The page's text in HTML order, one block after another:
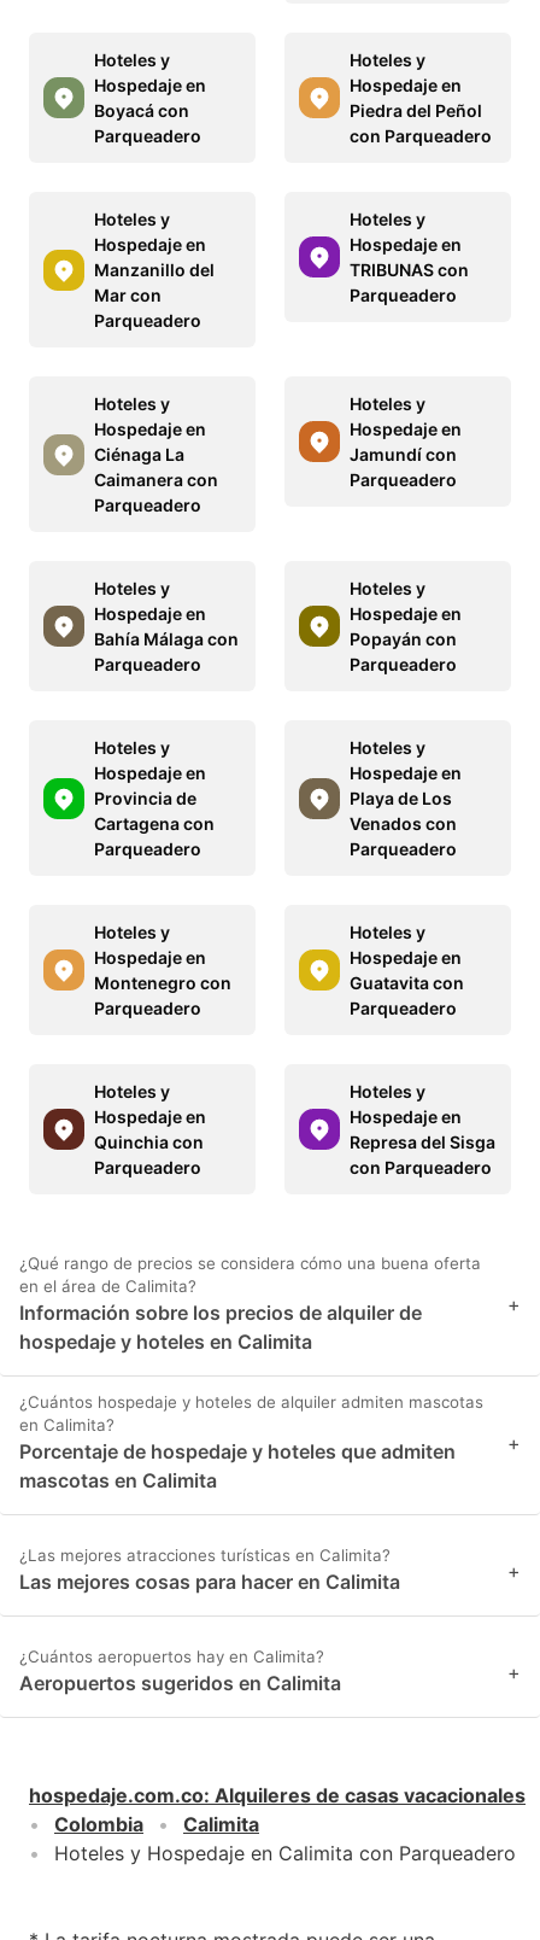
Hoteles y
Hospedaje en
Boyacá con
Parqueadero
Hoteles y
Hospedaje en
Piedra del Peñol
con Parqueadero
Hoteles y
Hospedaje en
Manzanillo del
Mar con
Parqueadero
Hoteles y
Hospedaje en
TRIBUNAS con
Parqueadero
Hoteles y
Hospedaje en
Ciénaga La
Caimanera con
Parqueadero
Hoteles y
Hospedaje en
Jamundí con
Parqueadero
Hoteles y
Hospedaje en
Bahía Málaga con
Parqueadero
Hoteles y
Hospedaje en
Popayán con
Parqueadero
Hoteles y
Hospedaje en
Provincia de
Cartagena con
Parqueadero
Hoteles y
Hospedaje en
Playa de Los
Venados con
Parqueadero
Hoteles y
Hospedaje en
Montenegro con
Parqueadero
Hoteles y
Hospedaje en
Guatavita con
Parqueadero
Hoteles y
Hospedaje en
Quinchia con
Parqueadero
Hoteles y
Hospedaje en
Represa del Sisga
con Parqueadero
¿Qué rango de precios se considera cómo una buena oferta
en el área de Calimita?
Información sobre los precios de alquiler de
hospedaje y hoteles en Calimita
+
¿Cuántos hospedaje y hoteles de alquiler admiten mascotas
en Calimita?
Porcentaje de hospedaje y hoteles que admiten
mascotas en Calimita
+
¿Las mejores atracciones turísticas en Calimita?
Las mejores cosas para hacer en Calimita +
¿Cuántos aeropuertos hay en Calimita?
Aeropuertos sugeridos en Calimita +
hospedaje.com.co: Alquileres de casas vacacionales
Colombia
Calimita
Hoteles y Hospedaje en Calimita con Parqueadero